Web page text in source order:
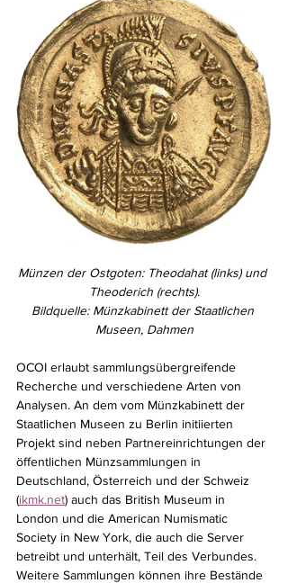
Münzen der Ostgoten: Theodahat (links) und
Theoderich (rechts).
Bildquelle: Münzkabinett der Staatlichen
Museen, Dahmen
OCOI erlaubt sammlungsübergreifende
Recherche und verschiedene Arten von
Analysen. An dem vom Münzkabinett der
Staatlichen Museen zu Berlin initiierten
Projekt sind neben Partnereinrichtungen der
öffentlichen Münzsammlungen in
Deutschland, Österreich und der Schweiz
(ikmk.net) auch das British Museum in
London und die American Numismatic
Society in New York, die auch die Server
betreibt und unterhält, Teil des Verbundes.
Weitere Sammlungen können ihre Bestände